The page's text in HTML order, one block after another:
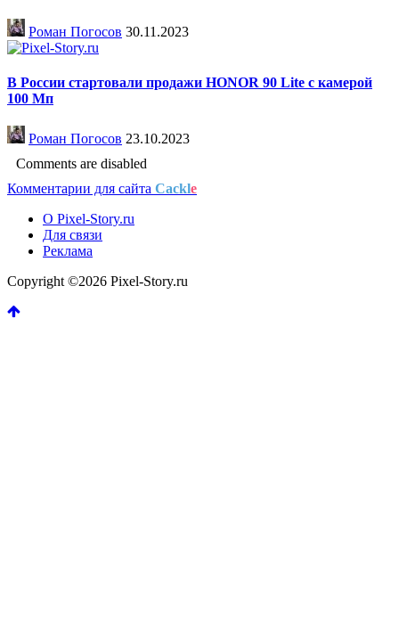
Роман Погосов 30.11.2023
В России стартовали продажи HONOR 90 Lite с камерой
100 Мп
Роман Погосов 23.10.2023
Comments are disabled
Комментарии для сайта Cackle
О Pixel-Story.ru
Для связи
Реклама
Copyright ©2026 Pixel-Story.ru